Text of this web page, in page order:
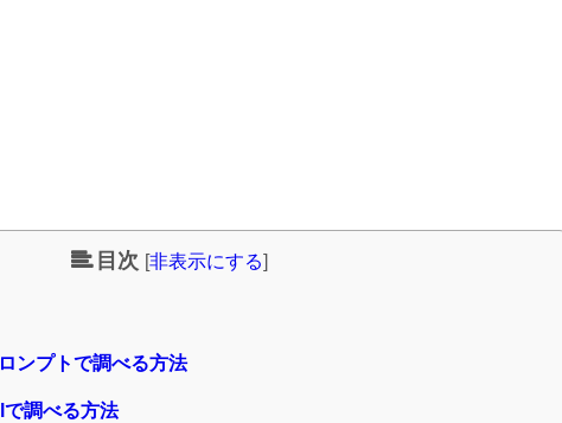
目次 [非表示にする]
ンプトで調べる方法
調べる方法